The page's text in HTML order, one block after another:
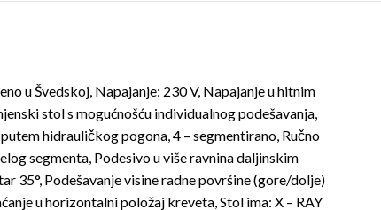
u Švedskoj, Napajanje: 230 V, Napajanje u hitnim
stol s mogućnošću individualnog podešavanja,
hidrauličkog pogona, 4 – segmentirano, Ručno
segmenta, Podesivo u više ravnina daljinskim
35°, Podešavanje visine radne površine (gore/dolje)
u horizontalni položaj kreveta, Stol ima: X – RAY